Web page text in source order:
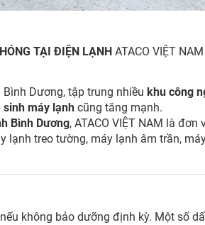
TẠI ĐIỆN LẠNH ATACO VIỆT NAM
Dương, tập trung nhiều khu công
máy lạnh cũng tăng mạnh.
Bình Dương, ATACO VIỆT NAM là
lạnh treo tường, máy lạnh âm trần,
không bảo dưỡng định kỳ. Một số